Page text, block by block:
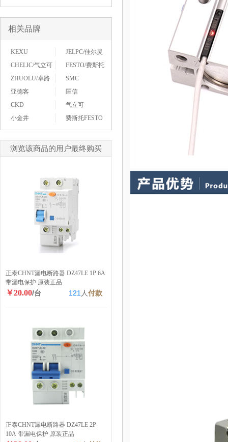
相关品牌
KEXU
JELPC/佳尔灵
CHELIC/气立可
FESTO/费斯托
ZHUOLU/卓路
SMC
亚德客
匡信
CKD
气立可
小金井
费斯托FESTO
浏览该商品的用户最终购买
正泰CHNT漏电断路器 DZ47LE 1P 6A
带漏电保护 原装正品
￥20.00/台 121 人付款
正泰CHNT漏电断路器 DZ47LE 2P
10A 带漏电保护 原装正品